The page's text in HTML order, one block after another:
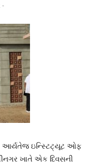
-
આર્યતેજ ઇન્સ્ટિટ્યૂટ ઓફ
ખાતે એક દિવસની